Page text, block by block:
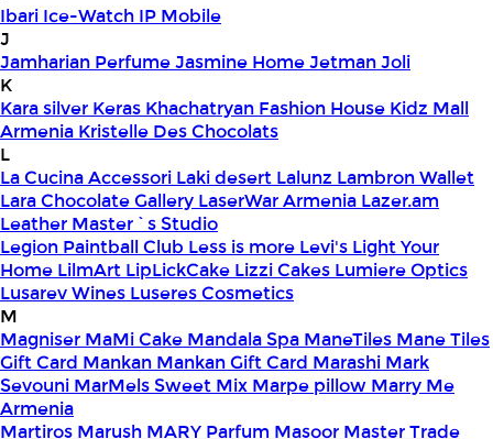
Ibari Ice-Watch IP Mobile
J
Jamharian PerfumeJasmine HomeJetmanJoli
K
Kara silver Keras Khachatryan Fashion House Kidz Mall
Armenia Kristelle Des Chocolats
L
La Cucina Accessori Laki desert Lalunz Lambron Wallet
Lara Chocolate Gallery LaserWar Armenia Lazer.am
Leather Master`s Studio
Legion Paintball Club Less is more Levi's Light Your
Home LilmArt LipLickCake Lizzi Cakes Lumiere Optics
Lusarev Wines Luseres Cosmetics
M
Magniser MaMi Cake Mandala Spa ManeTiles Mane Tiles
Gift Card Mankan Mankan Gift Card Marashi Mark
Sevouni MarMels Sweet Mix Marpe pillow Marry Me
Armenia
Martiros Marush MARY Parfum Masoor Master Trade